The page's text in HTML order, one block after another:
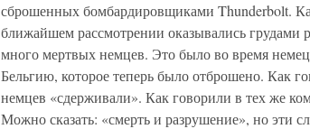
сброшенных бомбардировщиками Thunderbolt.
ближайшем рассмотрении оказывались грудами
много мертвых немцев. Это было во время
Бельгию, которое теперь было отброшено. Как
немцев «сдерживали». Как говорили в тех же
Можно сказать: «смерть и разрушение», но эти